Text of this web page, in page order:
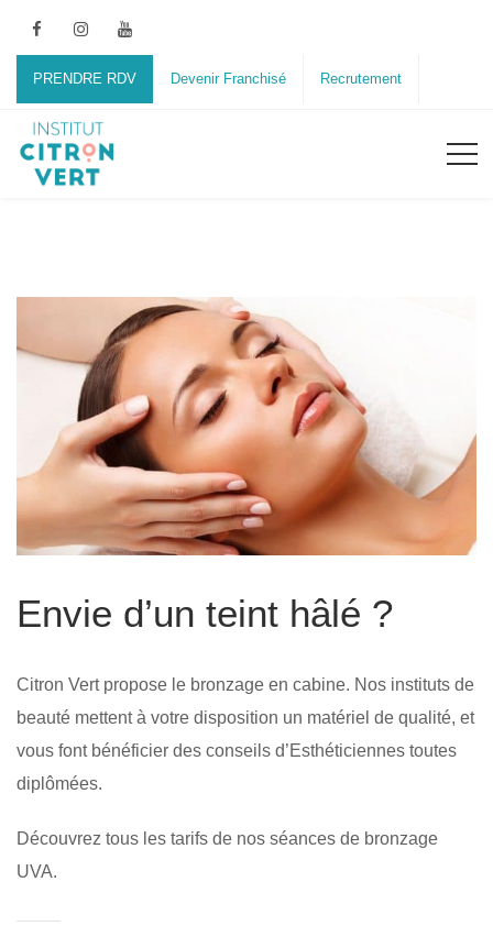
PRENDRE RDV Devenir Franchisé Recrutement
Envie d’un teint hâlé ?
Citron Vert propose le bronzage en cabine. Nos instituts de
beauté mettent à votre disposition un matériel de qualité, et
vous font bénéficier des conseils d’Esthéticiennes toutes
diplômées.
Découvrez tous les tarifs de nos séances de bronzage
UVA.